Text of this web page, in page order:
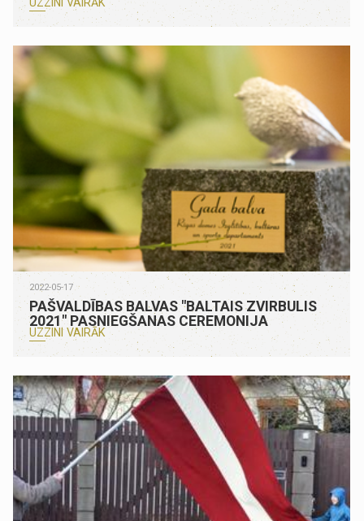
2022-05-17
PAŠVALDĪBAS BALVAS "BALTAIS ZVIRBULIS
2021" PASNIEGŠANAS CEREMONIJA
UZZINI VAIRĀK